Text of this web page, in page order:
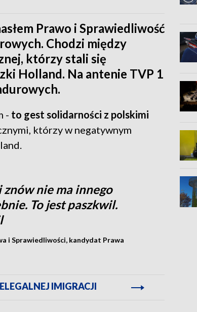
Prawo i Sprawiedliwość
Chodzi między
którzy stali się
Holland. Na antenie TVP 1
- to gest solidarności z polskimi
którzy w negatywnym
nie ma innego
To jest paszkwil.
i Sprawiedliwości, kandydat Prawa
IMIGRACJI